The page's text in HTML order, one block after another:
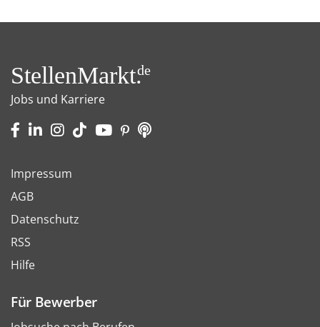
StellenMarkt.de
Jobs und Karriere
Impressum
AGB
Datenschutz
RSS
Hilfe
Für Bewerber